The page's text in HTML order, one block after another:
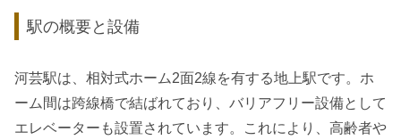
駅の概要と設備
河芸駅は、相対式ホーム2面2線を有する地上駅です。ホ
ーム間は跨線橋で結ばれており、バリアフリー設備として
エレベーターも設置されています。これにより、高齢者や